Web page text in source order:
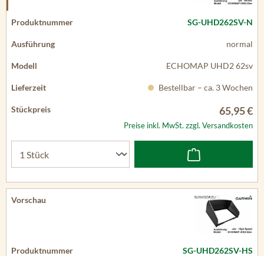
SG-UHD262SV-N
normal
ECHOMAP UHD2 62sv
Bestellbar – ca. 3 Wochen
65,95 €
Preise inkl. MwSt. zzgl. Versandkosten
SG-UHD262SV-HS